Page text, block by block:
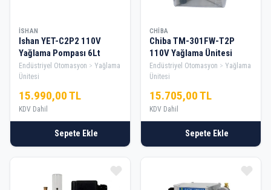
İSHAN
Ishan YET-C2P2 110V
Yağlama Pompası 6Lt
Endüstriyel Otomasyon
Yağlama
Ünitesi
15.990,00 TL
KDV Dahil
Sepete Ekle
CHIBA
Chiba TM-301FW-T2P
110V Yağlama Ünitesi
Endüstriyel Otomasyon
Yağlama
Ünitesi
15.705,00 TL
KDV Dahil
Sepete Ekle